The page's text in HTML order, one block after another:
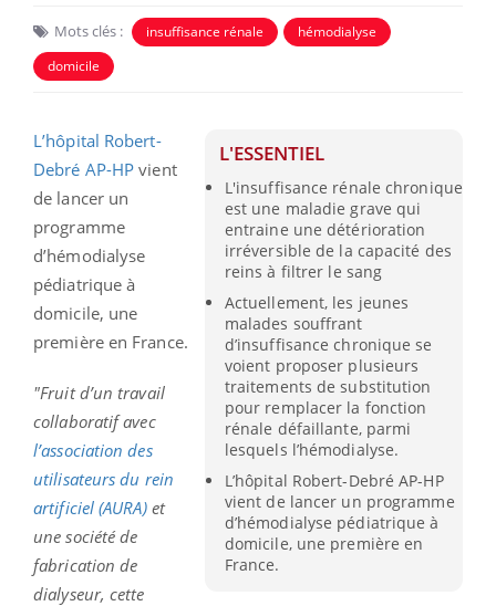
Mots clés : insuffisance rénale
hémodialyse
domicile
L'ESSENTIEL
L'insuffisance rénale chronique
est une maladie grave qui
entraine une détérioration
irréversible de la capacité des
reins à filtrer le sang
Actuellement, les jeunes
malades souffrant
d’insuffisance chronique se
voient proposer plusieurs
traitements de substitution
pour remplacer la fonction
rénale défaillante, parmi
lesquels l’hémodialyse.
L’hôpital Robert-Debré AP-HP
vient de lancer un programme
d’hémodialyse pédiatrique à
domicile, une première en
France.
L’hôpital Robert-
Debré AP-HP vient
de lancer un
programme
d’hémodialyse
pédiatrique à
domicile, une
première en France.
"Fruit d’un travail
collaboratif avec
l’association des
utilisateurs du rein
artificiel (AURA)et
une société de
fabrication de
dialyseur, cette